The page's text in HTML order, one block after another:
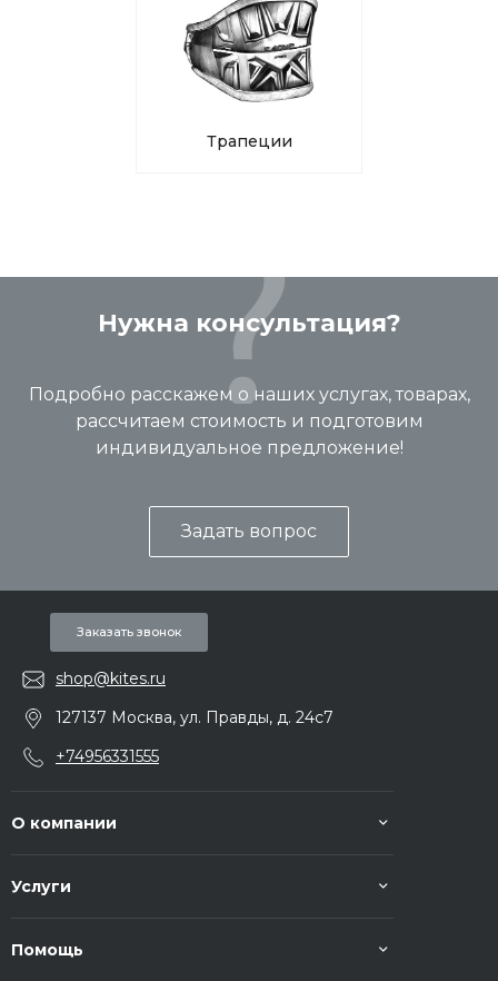
Трапеции
Нужна консультация?
Подробно расскажем о наших услугах, товарах,
рассчитаем стоимость и подготовим
индивидуальное предложение!
Задать вопрос
Заказать звонок
shop@kites.ru
127137 Москва, ул. Правды, д. 24с7
+74956331555
О компании
Услуги
Помощь